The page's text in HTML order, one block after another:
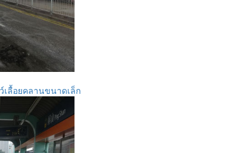
ลื้อยคลานขนาดเล็ก